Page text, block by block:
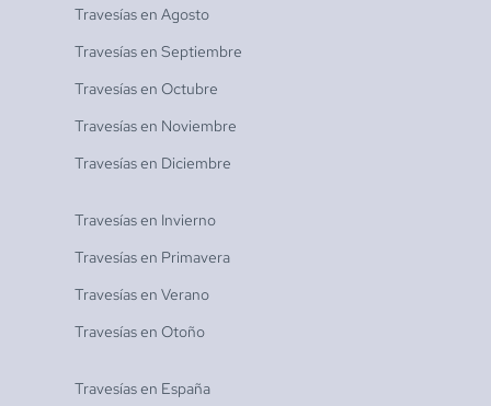
Travesías en Agosto
Travesías en Septiembre
Travesías en Octubre
Travesías en Noviembre
Travesías en Diciembre
Travesías en Invierno
Travesías en Primavera
Travesías en Verano
Travesías en Otoño
Travesías en España